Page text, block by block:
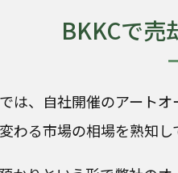
BKKCで売
は、自社開催のアートオ
わる市場の相場を熟知し